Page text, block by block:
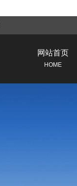
网站首页
HOME